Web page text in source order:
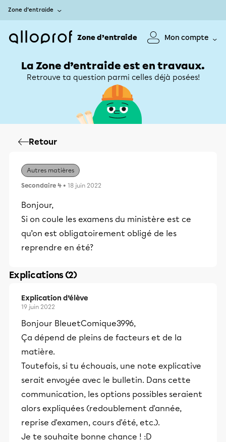
Zone d’entraide
Zone d’entraide Mon compte
La Zone d’entraide est en travaux.
Retrouve ta question parmi celles déjà posées!
Retour
Autres matières
Secondaire 4 • 18 juin 2022
Bonjour,
Si on coule les examens du ministère est ce
qu’on est obligatoirement obligé de les
reprendre en été?
Explications (2)
Explication d’élève
19 juin 2022
Bonjour BleuetComique3996,
Ça dépend de pleins de facteurs et de la
matière.
Toutefois, si tu échouais, une note explicative
serait envoyée avec le bulletin. Dans cette
communication, les options possibles seraient
alors expliquées (redoublement d'année,
reprise d'examen, cours d'été, etc.).
Je te souhaite bonne chance ! :D